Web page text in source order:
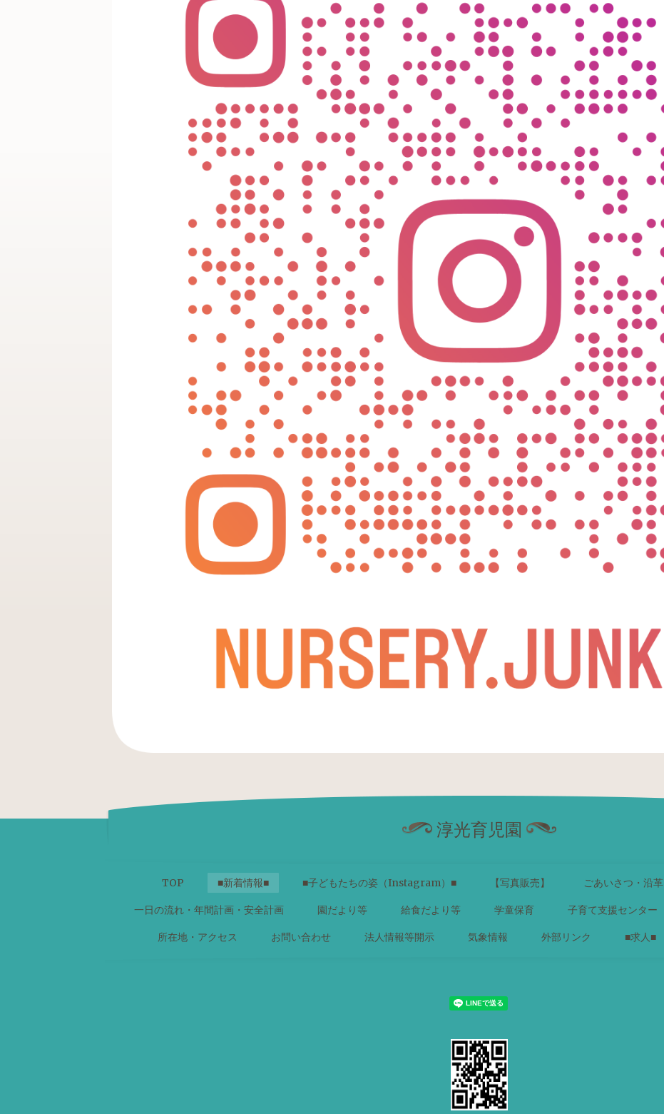
淳光育児園
TOP ■新着情報■ ■子どもたちの姿（Instagram）■ 【写真販売】 ごあいさつ・沿革
一日の流れ・年間計画・安全計画 園だより等 給食だより等 学童保育 子育て支援センター
所在地・アクセス お問い合わせ 法人情報等開示 気象情報 外部リンク ■求人■